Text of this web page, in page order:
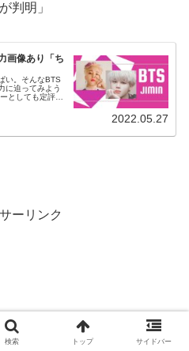
判明」
画像あり「ち
い。そんなBTS
に迫ってみよう
としても定評が
2022.05.27
ーリンク
検索 トップ サイドバー